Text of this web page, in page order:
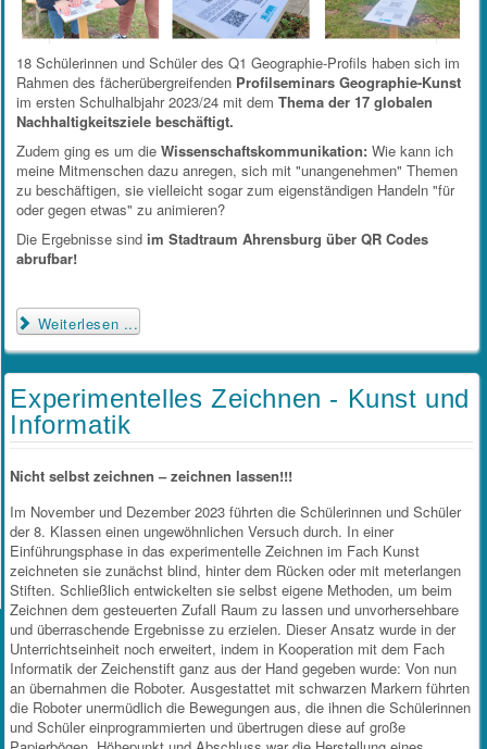
18 Schülerinnen und Schüler des Q1 Geographie-Profils haben sich im
Rahmen des fächerübergreifenden Profilseminars Geographie-Kunst
im ersten Schulhalbjahr 2023/24 mit dem Thema der 17 globalen
Nachhaltigkeitsziele beschäftigt.
Zudem ging es um die Wissenschaftskommunikation: Wie kann ich
meine Mitmenschen dazu anregen, sich mit "unangenehmen" Themen
zu beschäftigen, sie vielleicht sogar zum eigenständigen Handeln "für
oder gegen etwas" zu animieren?
Die Ergebnisse sind im Stadtraum Ahrensburg über QR Codes
abrufbar!
Weiterlesen ...
Experimentelles Zeichnen - Kunst und
Informatik
Nicht selbst zeichnen – zeichnen lassen!!!
Im November und Dezember 2023 führten die Schülerinnen und Schüler
der 8. Klassen einen ungewöhnlichen Versuch durch. In einer
Einführungsphase in das experimentelle Zeichnen im Fach Kunst
zeichneten sie zunächst blind, hinter dem Rücken oder mit meterlangen
Stiften. Schließlich entwickelten sie selbst eigene Methoden, um beim
Zeichnen dem gesteuerten Zufall Raum zu lassen und unvorhersehbare
und überraschende Ergebnisse zu erzielen. Dieser Ansatz wurde in der
Unterrichtseinheit noch erweitert, indem in Kooperation mit dem Fach
Informatik der Zeichenstift ganz aus der Hand gegeben wurde: Von nun
an übernahmen die Roboter. Ausgestattet mit schwarzen Markern führten
die Roboter unermüdlich die Bewegungen aus, die ihnen die Schülerinnen
und Schüler einprogrammierten und übertrugen diese auf große